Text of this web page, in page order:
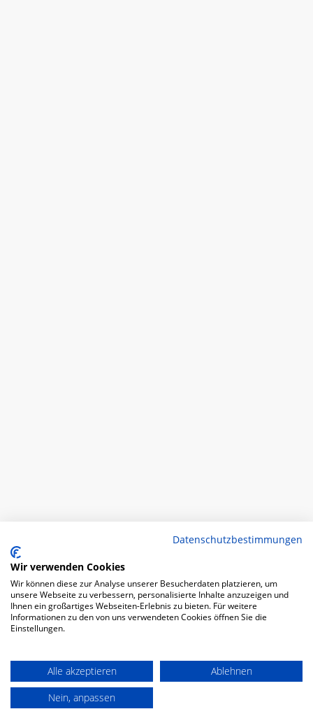
Datenschutzbestimmungen
Wir verwenden Cookies
Wir können diese zur Analyse unserer Besucherdaten platzieren, um
unsere Webseite zu verbessern, personalisierte Inhalte anzuzeigen und
Ihnen ein großartiges Webseiten-Erlebnis zu bieten. Für weitere
Informationen zu den von uns verwendeten Cookies öffnen Sie die
Einstellungen.
Alle akzeptieren
Ablehnen
Nein, anpassen